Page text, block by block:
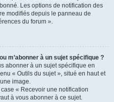
Les options de notification des
modifiés depuis le panneau de
du forum ».
m’abonner à un sujet spécifique ?
abonner à un sujet spécifique en
« Outils du sujet », situé en haut et
image.
« Recevoir une notification
à vous abonner à ce sujet.